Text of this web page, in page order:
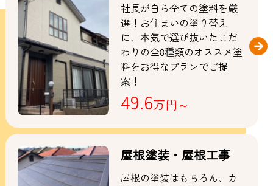
社長が自ら全ての塗料を厳
選！お住まいの塗り替え
に、本気で選び抜いたこだ
わりの全8種類のオススメ塗
料をお得なプランでご提
案！
49.6万円～
屋根塗装・屋根工事
屋根の塗装はもちろん、カ